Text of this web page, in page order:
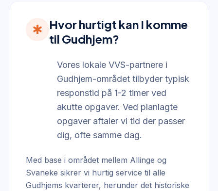
emergency
Hvor hurtigt kan I komme
til Gudhjem?
Vores lokale VVS-partnere i
Gudhjem-området tilbyder typisk
responstid på 1-2 timer ved
akutte opgaver. Ved planlagte
opgaver aftaler vi tid der passer
dig, ofte samme dag.
Med base i området mellem Allinge og
Svaneke sikrer vi hurtig service til alle
Gudhjems kvarterer, herunder det historiske